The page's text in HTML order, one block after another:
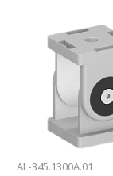
AL-345.1300A.01